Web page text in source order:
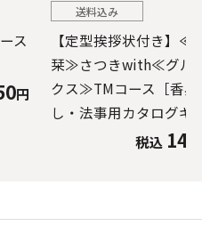
ス
円
送料込み
【定型挨拶状付き】≪
栞≫さつきwith≪グル
クス≫TMコース［香典
し・法事用カタログギ
税込